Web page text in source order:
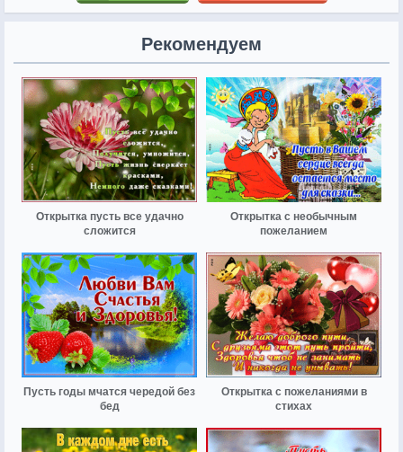
Рекомендуем
Открытка пусть все удачно
сложится
Открытка с необычным
пожеланием
Пусть годы мчатся чередой без
бед
Открытка с пожеланиями в
стихах